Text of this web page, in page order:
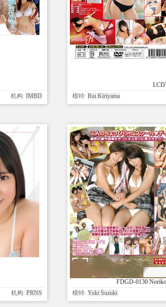
机构: IMBD
模特: Rui Kiriyama
机构: PRNS
FDGD-0130
模特: Yuki Suzuki